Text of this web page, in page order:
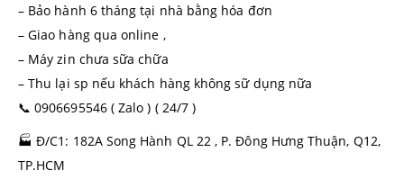
– Bảo hành 6 tháng tại nhà bằng hóa đơn
– Giao hàng qua online ,
– Máy zin chưa sữa chữa
– Thu lại sp nếu khách hàng không sữ dụng nữa
📞 0906695546 ( Zalo ) ( 24/7 )
🏭 Đ/C1: 182A Song Hành QL 22 , P. Đông Hưng Thuận, Q12,
TP.HCM